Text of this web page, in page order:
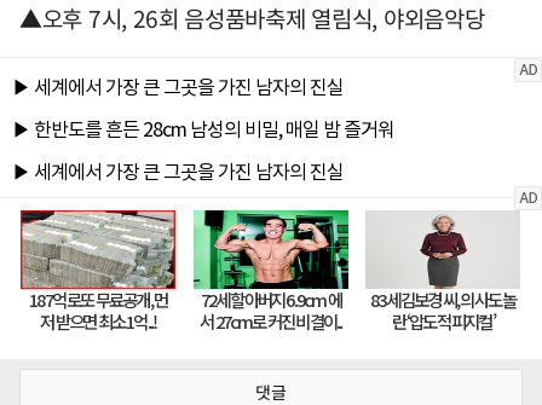
▲오후 7시, 26회 음성품바축제 열림식, 야외음악당
댓글